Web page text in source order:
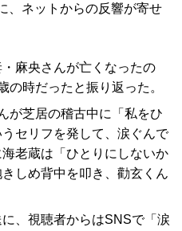
、ネットからの反響が寄せ
麻央さんが亡くなったの
の時だったと振り返った。
が芝居の稽古中に「私をひ
セリフを発して、涙ぐんで
老蔵は「ひとりにしないか
しめ背中を叩き、勸玄くん
、視聴者からはSNSで「涙